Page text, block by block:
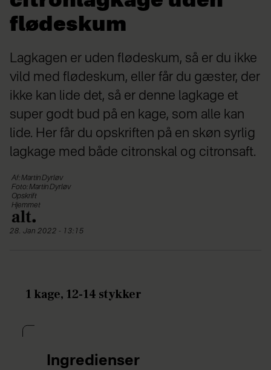
flødeskum
Lagkagen er uden flødeskum, så er du ikke
vild med flødeskum, eller får du gæster, der
ikke kan lide det, så er denne lagkage et
super godt bud på en kage, som alle kan
lide. Her får du opskriften på en skøn syrlig
lagkage med både citronskal og citronsaft.
Af: Martin Dyrløv
Foto: Martin Dyrløv
Opskrift
Hjemmet
28. Jan 2022 - 13:15
1 kage, 12-14 stykker
Ingredienser